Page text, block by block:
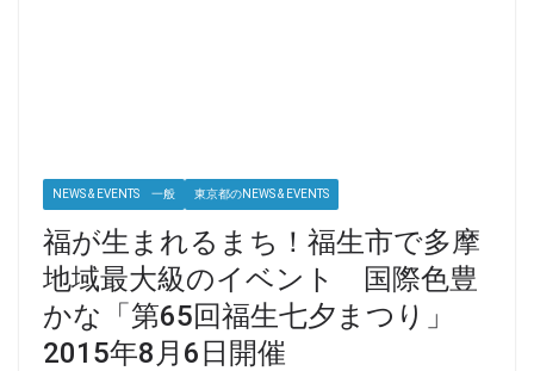
NEWS & EVENTS 一般 東京都のNEWS & EVENTS
福が生まれるまち！福生市で多摩
地域最大級のイベント 国際色豊
かな「第65回福生七夕まつり」
2015年8月6日開催